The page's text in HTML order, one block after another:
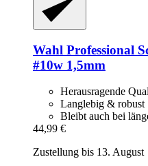
Wahl Professional
#10w 1,5mm
Herausragende
Langlebig & robust
Bleibt auch bei
44,99 €
Zustellung bis 13. August